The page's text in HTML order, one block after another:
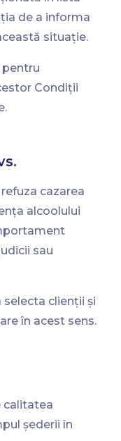
de a informa
situație.
pentru
Condiții
cazarea
alcoolului
sau
selecta clienții și
în acest sens.
calitatea
șederii în